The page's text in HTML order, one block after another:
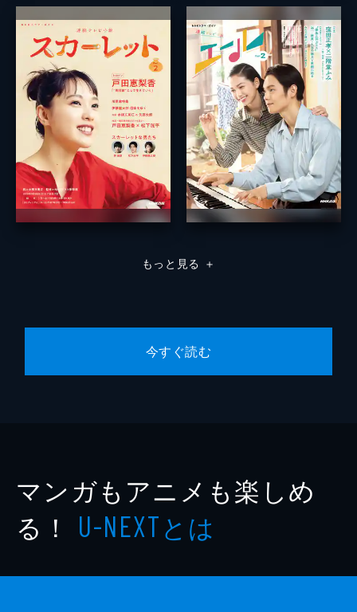
もっと見る ＋
今すぐ読む
マンガもアニメも楽しめ
る！ U-NEXTとは